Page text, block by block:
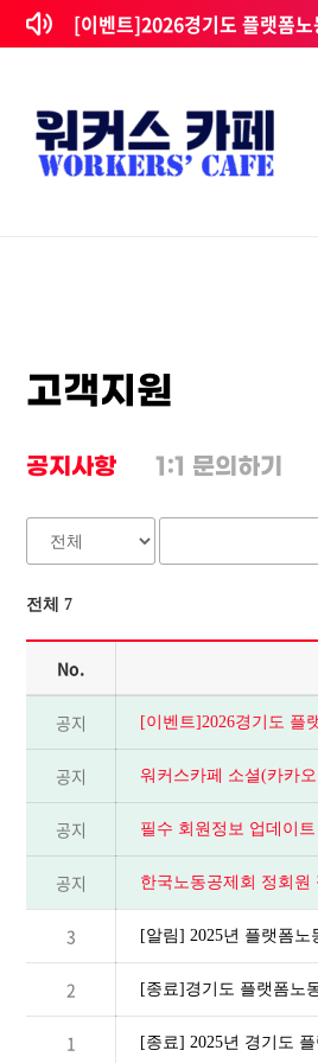
콘텐츠로
건너뛰기
[이벤트]2026경기도 플랫폼
고객지원
공지사항 1:1 문의하기
전체 7
No.
공지 [이벤트]2026경기도 플
공지 워커스카페 소셜(카카
공지 필수 회원정보 업데이
공지 한국노동공제회 정회원
3 [알림] 2025년 플랫폼
2 [종료]경기도 플랫폼노
1 [종료] 2025년 경기도